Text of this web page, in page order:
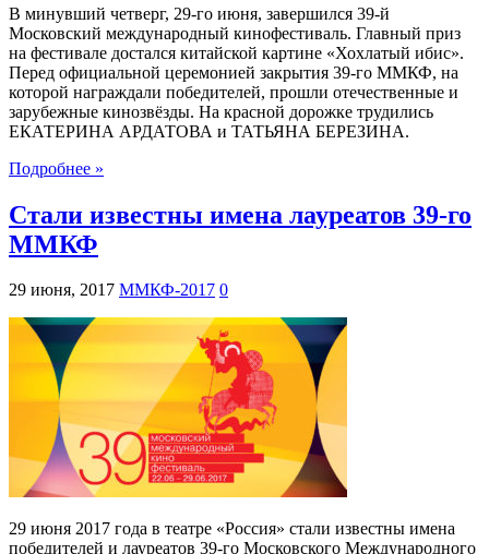
В минувший четверг, 29-го июня, завершился 39-й
Московский международный кинофестиваль. Главный приз
на фестивале достался китайской картине «Хохлатый ибис».
Перед официальной церемонией закрытия 39-го ММКФ, на
которой награждали победителей, прошли отечественные и
зарубежные кинозвёзды. На красной дорожке трудились
ЕКАТЕРИНА АРДАТОВА и ТАТЬЯНА БЕРЕЗИНА.
Подробнее »
Стали известны имена лауреатов 39-го
ММКФ
29 июня, 2017 ММКФ-2017 0
29 июня 2017 года в театре «Россия» стали известны имена
победителей и лауреатов 39-го Московского Международного